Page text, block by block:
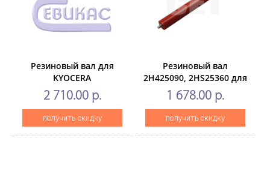
Резиновый вал для
KYOCERA
ECOSYSP2235dn/P2040dn/M2135dn/2735dw/M2040dn
(CET), CET7842U
2 710.00 р.
получить скидку
Резиновый вал
2H425090, 2HS25360 для
KYOCERAFS-
1028/1128MFP/1120D/1320D/
(CET), CET4378
1 678.00 р.
получить скидку